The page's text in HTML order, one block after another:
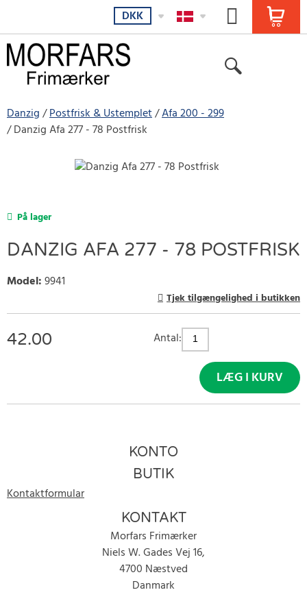
DKK
Danzig Postfrisk & Ustemplet Afa 200 - 299
Danzig Afa 277 - 78 Postfrisk
På lager
DANZIG AFA 277 - 78 POSTFRISK
Model:9941
Tjek tilgængelighed i butikken
42.00 Antal:
LÆG I KURV
KONTO
BUTIK
Kontaktformular
KONTAKT
Morfars Frimærker
Niels W. Gades Vej 16,
4700 Næstved
Danmark